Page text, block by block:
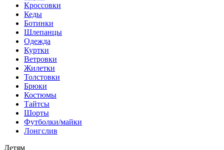
Кроссовки
Кеды
Ботинки
Шлепанцы
Одежда
Куртки
Ветровки
Жилетки
Толстовки
Брюки
Костюмы
Тайтсы
Шорты
Футболки/майки
Лонгслив
Детям